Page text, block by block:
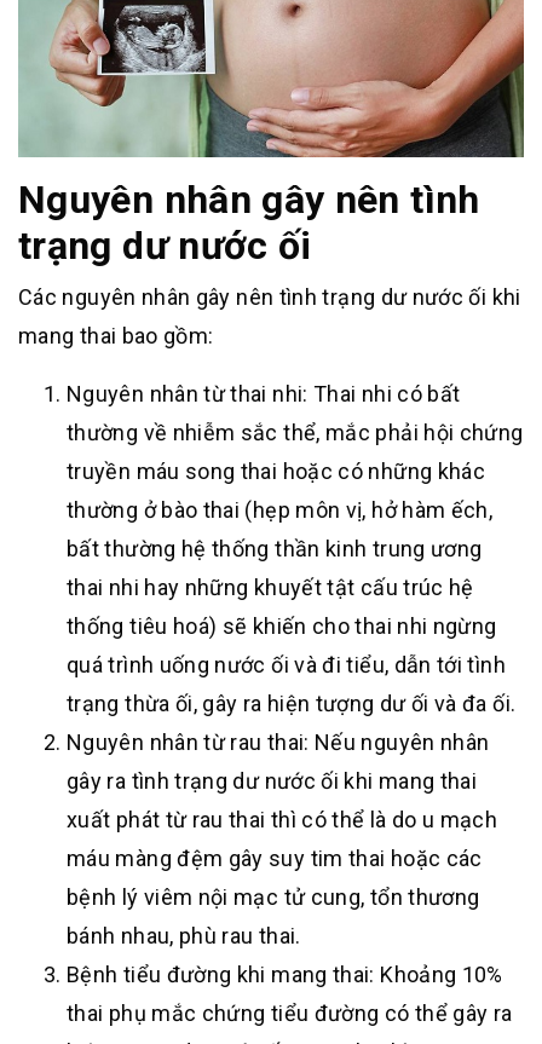
Nguyên nhân gây nên tình
trạng dư nước ối
Các nguyên nhân gây nên tình trạng dư nước ối khi
mang thai bao gồm:
Nguyên nhân từ thai nhi: Thai nhi có bất
thường về nhiễm sắc thể, mắc phải hội chứng
truyền máu song thai hoặc có những khác
thường ở bào thai (hẹp môn vị, hở hàm ếch,
bất thường hệ thống thần kinh trung ương
thai nhi hay những khuyết tật cấu trúc hệ
thống tiêu hoá) sẽ khiến cho thai nhi ngừng
quá trình uống nước ối và đi tiểu, dẫn tới tình
trạng thừa ối, gây ra hiện tượng dư ối và đa ối.
Nguyên nhân từ rau thai: Nếu nguyên nhân
gây ra tình trạng dư nước ối khi mang thai
xuất phát từ rau thai thì có thể là do u mạch
máu màng đệm gây suy tim thai hoặc các
bệnh lý viêm nội mạc tử cung, tổn thương
bánh nhau, phù rau thai.
Bệnh tiểu đường khi mang thai: Khoảng 10%
thai phụ mắc chứng tiểu đường có thể gây ra